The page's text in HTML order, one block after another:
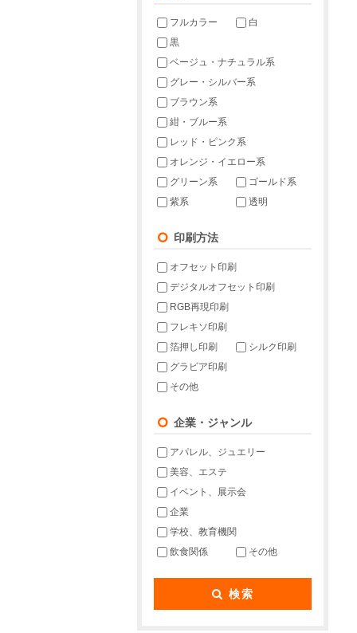
フルカラー
白
黒
ベージュ・ナチュラル系
グレー・シルバー系
ブラウン系
紺・ブルー系
レッド・ピンク系
オレンジ・イエロー系
グリーン系
ゴールド系
紫系
透明
印刷方法
オフセット印刷
デジタルオフセット印刷
RGB再現印刷
フレキソ印刷
箔押し印刷
シルク印刷
グラビア印刷
その他
企業・ジャンル
アパレル、ジュエリー
美容、エステ
イベント、展示会
企業
学校、教育機関
飲食関係
その他
検索